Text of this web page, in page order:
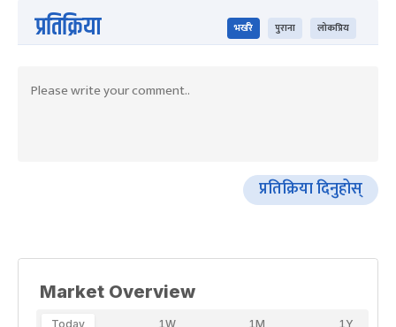
प्रतिक्रिया भर्खरै पुराना लोकप्रिय
प्रतिक्रिया दिनुहोस्